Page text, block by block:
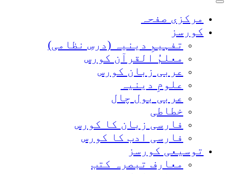
مرکزی صفحہ
کورسز
تفہیمِ دینیہ (درسِ نظامی)
معلمُ القرآن کورس
عربی زبان کورس
علومِ دینیہ
عربی بول چال
خطاطی
فارسی زبان کا کورس
فارسی ادب کا کورس
توسیعی کورسز
معارف تبصرہ کتب